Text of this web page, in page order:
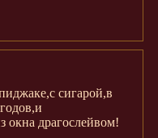
сигарой,в
окна драгослейвом!